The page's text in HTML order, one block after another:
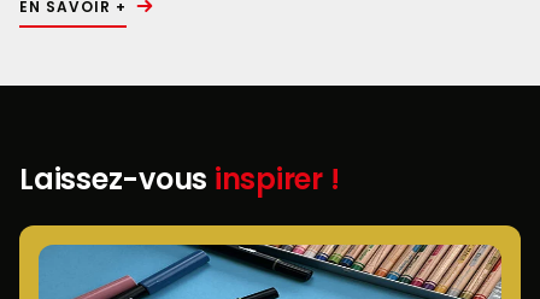
EN SAVOIR +
Laissez-vous inspirer !